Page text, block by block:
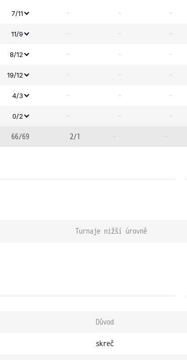
7/11 - - -
11/9 - - -
8/12 - - -
19/12 - - -
4/3 - - -
0/2 - - -
66/69 2/1 - -
Turnaje nižší úrovně
Důvod
skreč